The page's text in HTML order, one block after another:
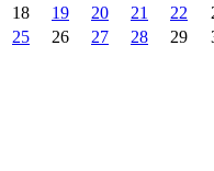
18
19 20 21 22
25
26 27 28 29